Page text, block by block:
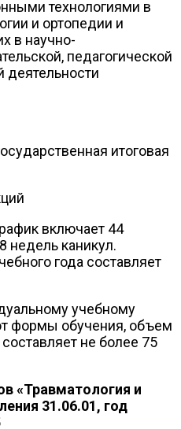
технологиями в
и ортопедии и
в научно-
педагогической
деятельности
итоговая
включает 44
недель каникул.
года составляет
учебному
формы обучения, объем
не более 75
«Травматология и
31.06.01, год